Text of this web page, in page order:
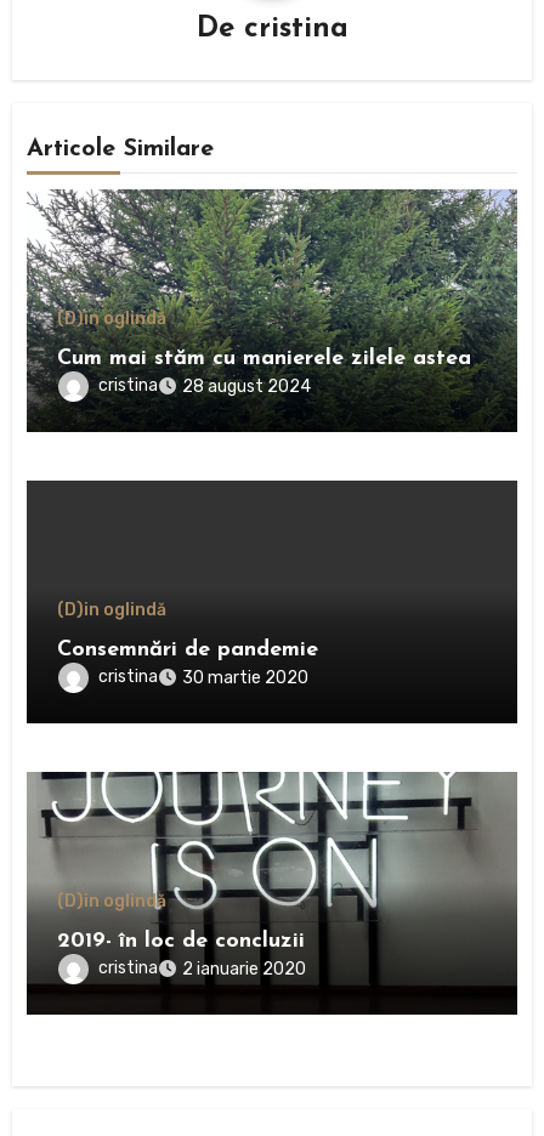
De cristina
Articole Similare
(D)in oglindă
Cum mai stăm cu manierele zilele astea
cristina 28 august 2024
(D)in oglindă
Consemnări de pandemie
cristina 30 martie 2020
(D)in oglindă
2019- în loc de concluzii
cristina 2 ianuarie 2020